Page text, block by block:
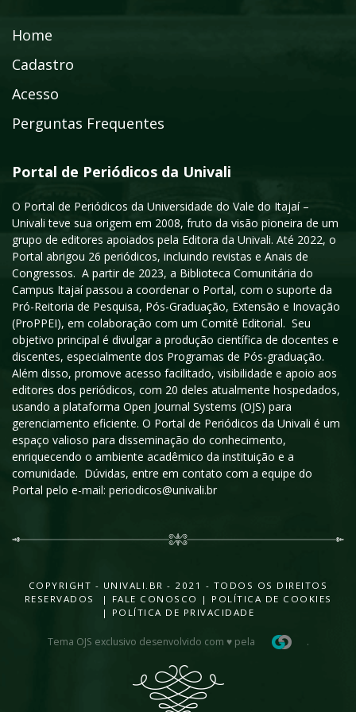
Home
Cadastro
Acesso
Perguntas Frequentes
Portal de Periódicos da Univali
O Portal de Periódicos da Universidade do Vale do Itajaí –
Univali teve sua origem em 2008, fruto da visão pioneira de um
grupo de editores apoiados pela Editora da Univali. Até 2022, o
Portal abrigou 26 periódicos, incluindo revistas e Anais de
Congressos. A partir de 2023, a Biblioteca Comunitária do
Campus Itajaí passou a coordenar o Portal, com o suporte da
Pró-Reitoria de Pesquisa, Pós-Graduação, Extensão e Inovação
(ProPPEI), em colaboração com um Comitê Editorial. Seu
objetivo principal é divulgar a produção científica de docentes e
discentes, especialmente dos Programas de Pós-graduação.
Além disso, promove acesso facilitado, visibilidade e apoio aos
editores dos periódicos, com 20 deles atualmente hospedados,
usando a plataforma Open Journal Systems (OJS) para
gerenciamento eficiente. O Portal de Periódicos da Univali é um
espaço valioso para disseminação do conhecimento,
enriquecendo o ambiente acadêmico da instituição e a
comunidade. Dúvidas, entre em contato com a equipe do
Portal pelo e-mail: periodicos@univali.br
COPYRIGHT - UNIVALI.BR - 2021 - TODOS OS DIREITOS
RESERVADOS |
FALE CONOSCO | POLÍTICA DE COOKIES
| POLÍTICA DE PRIVACIDADE
Tema OJS exclusivo desenvolvido com ♥ pela .